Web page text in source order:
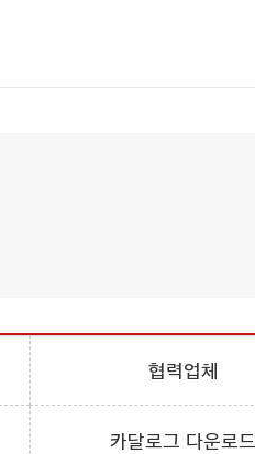
협력업체
카달로그 다운로드